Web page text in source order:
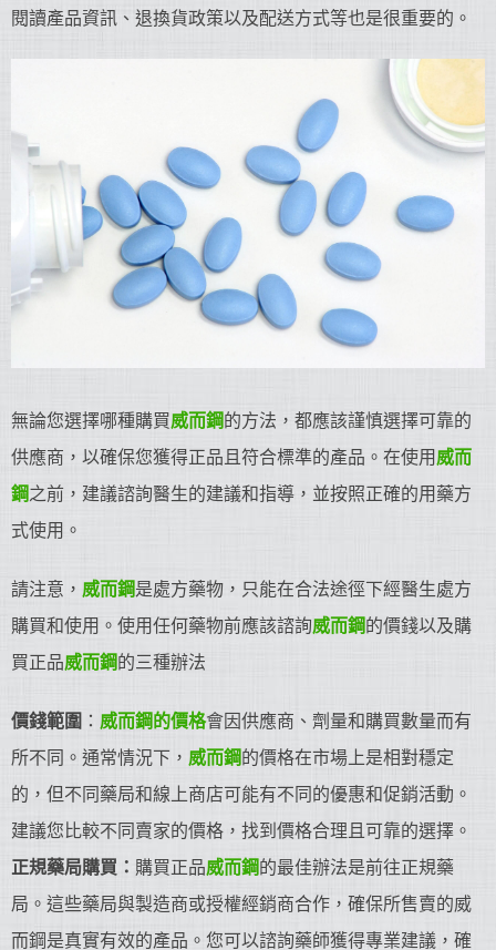
閱讀產品資訊、退換貨政策以及配送方式等也是很重要的。
無論您選擇哪種購買威而鋼的方法，都應該謹慎選擇可靠的
供應商，以確保您獲得正品且符合標準的產品。在使用 威而
鋼之前，建議諮詢醫生的建議和指導，並按照正確的用藥方
式使用。
請注意， 威而鋼是處方藥物，只能在合法途徑下經醫生處方
購買和使用。使用任何藥物前應該諮詢威而鋼的價錢以及購
買正品威而鋼的三種辦法
價錢範圍 ： 威而鋼的價格會因供應商、劑量和購買數量而有
所不同。通常情況下， 威而鋼的價格在市場上是相對穩定
的，但不同藥局和線上商店可能有不同的優惠和促銷活動。
建議您比較不同賣家的價格，找到價格合理且可靠的選擇。
正規藥局購買： 購買正品威而鋼的最佳辦法是前往正規藥
局。這些藥局與製造商或授權經銷商合作，確保所售賣的威
而鋼是真實有效的產品。您可以諮詢藥師獲得專業建議，確